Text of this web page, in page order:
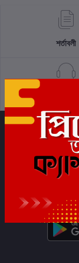
শর্তাবলী